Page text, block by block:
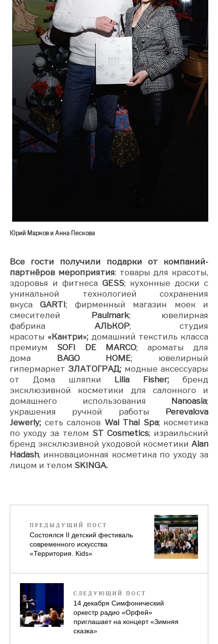
Юрий Марков и Анна Пескова
Все гости получили подарки от компаний-
партнёров мероприятия: товары для красоты,
здоровья и фитнеса GESS; кухонные доски с
уникальной технологией сохранения
вкусаGARTI; фирменный магазин моек и
смесителей Paulmark; ювелирная
фабрика АЛЬКОР; студия
красоты«Кантри»; домашний текстиль класса
премиум SOFI DE MARCO; ароматы для
дома BAGO HOME; ювелирный
гипермаркетЗЛАТОГРАД; модные аксессуары
от Дома шляпки Lilia Fisher;бренд
эксклюзивной косметики для салонного и
домашнего использования Nanoasia;
украшения ручной работы Perevalova
Jewerly; сеть салонов Wai Thai Spa; косметика
по уходу за телом ST Cosmetics; израильский
бренд эксклюзивной уходовой косметики Alan
Hadash, инновационная косметика по уходу за
лицом и телом SKINGA.
ПРЕДЫДУЩИЙ ПОСТ
Состоялся II детский фестиваль
современного искусства
«Территория. Kids»
СЛЕДУЮЩИЙ ПОСТ
14 декабря Симфонический
оркестр радио «Орфей»
приглашает на концерт «Зимняя
сказка»